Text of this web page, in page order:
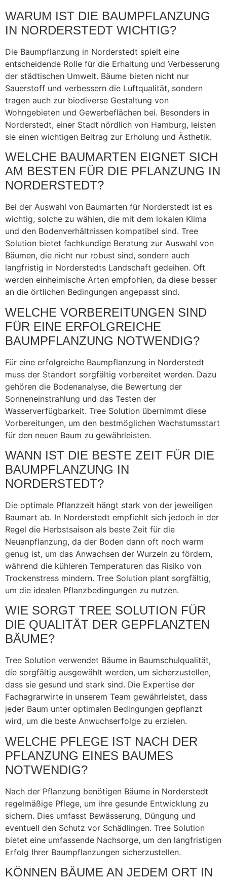
WARUM IST DIE BAUMPFLANZUNG
IN NORDERSTEDT WICHTIG?
Die Baumpflanzung in Norderstedt spielt eine
entscheidende Rolle für die Erhaltung und Verbesserung
der städtischen Umwelt. Bäume bieten nicht nur
Sauerstoff und verbessern die Luftqualität, sondern
tragen auch zur biodiverse Gestaltung von
Wohngebieten und Gewerbeflächen bei. Besonders in
Norderstedt, einer Stadt nördlich von Hamburg, leisten
sie einen wichtigen Beitrag zur Erholung und Ästhetik.
WELCHE BAUMARTEN EIGNET SICH
AM BESTEN FÜR DIE PFLANZUNG IN
NORDERSTEDT?
Bei der Auswahl von Baumarten für Norderstedt ist es
wichtig, solche zu wählen, die mit dem lokalen Klima
und den Bodenverhältnissen kompatibel sind. Tree
Solution bietet fachkundige Beratung zur Auswahl von
Bäumen, die nicht nur robust sind, sondern auch
langfristig in Norderstedts Landschaft gedeihen. Oft
werden einheimische Arten empfohlen, da diese besser
an die örtlichen Bedingungen angepasst sind.
WELCHE VORBEREITUNGEN SIND
FÜR EINE ERFOLGREICHE
BAUMPFLANZUNG NOTWENDIG?
Für eine erfolgreiche Baumpflanzung in Norderstedt
muss der Standort sorgfältig vorbereitet werden. Dazu
gehören die Bodenanalyse, die Bewertung der
Sonneneinstrahlung und das Testen der
Wasserverfügbarkeit. Tree Solution übernimmt diese
Vorbereitungen, um den bestmöglichen Wachstumsstart
für den neuen Baum zu gewährleisten.
WANN IST DIE BESTE ZEIT FÜR DIE
BAUMPFLANZUNG IN
NORDERSTEDT?
Die optimale Pflanzzeit hängt stark von der jeweiligen
Baumart ab. In Norderstedt empfiehlt sich jedoch in der
Regel die Herbstsaison als beste Zeit für die
Neuanpflanzung, da der Boden dann oft noch warm
genug ist, um das Anwachsen der Wurzeln zu fördern,
während die kühleren Temperaturen das Risiko von
Trockenstress mindern. Tree Solution plant sorgfältig,
um die idealen Pflanzbedingungen zu nutzen.
WIE SORGT TREE SOLUTION FÜR
DIE QUALITÄT DER GEPFLANZTEN
BÄUME?
Tree Solution verwendet Bäume in Baumschulqualität,
die sorgfältig ausgewählt werden, um sicherzustellen,
dass sie gesund und stark sind. Die Expertise der
Fachagrarwirte in unserem Team gewährleistet, dass
jeder Baum unter optimalen Bedingungen gepflanzt
wird, um die beste Anwuchserfolge zu erzielen.
WELCHE PFLEGE IST NACH DER
PFLANZUNG EINES BAUMES
NOTWENDIG?
Nach der Pflanzung benötigen Bäume in Norderstedt
regelmäßige Pflege, um ihre gesunde Entwicklung zu
sichern. Dies umfasst Bewässerung, Düngung und
eventuell den Schutz vor Schädlingen. Tree Solution
bietet eine umfassende Nachsorge, um den langfristigen
Erfolg Ihrer Baumpflanzungen sicherzustellen.
KÖNNEN BÄUME AN JEDEM ORT IN